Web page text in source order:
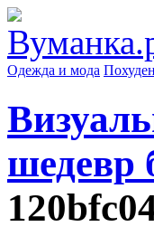
Одежда и мода
шедевр